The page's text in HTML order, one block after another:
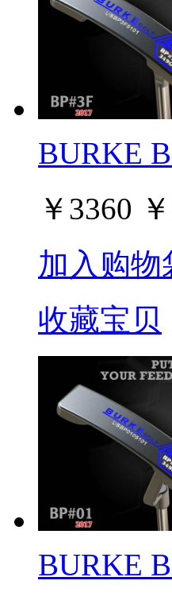
BURKE
￥ 3360 ￥
加入购物
收藏宝贝
BURKE